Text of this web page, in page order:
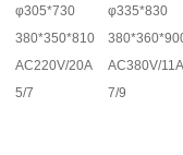
φ305*730 φ335*830
380*350*810
AC220V/20A AC380V/11A
5/7 7/9